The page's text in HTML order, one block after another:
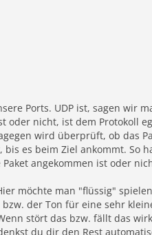
Ports. UDP ist, sagen wir
oder nicht, ist dem Protokoll
wird überprüft, ob das
es beim Ziel ankommt. So
angekommen ist oder
möchte man "flüssig"
der Ton für eine sehr
stört das bzw. fällt das
du dir den Rest